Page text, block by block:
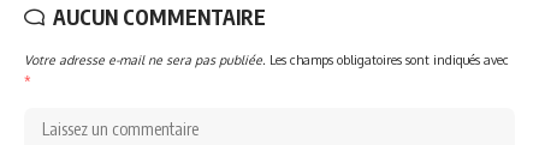
AUCUN COMMENTAIRE
Votre adresse e-mail ne sera pas publiée. Les champs obligatoires sont indiqués avec
*